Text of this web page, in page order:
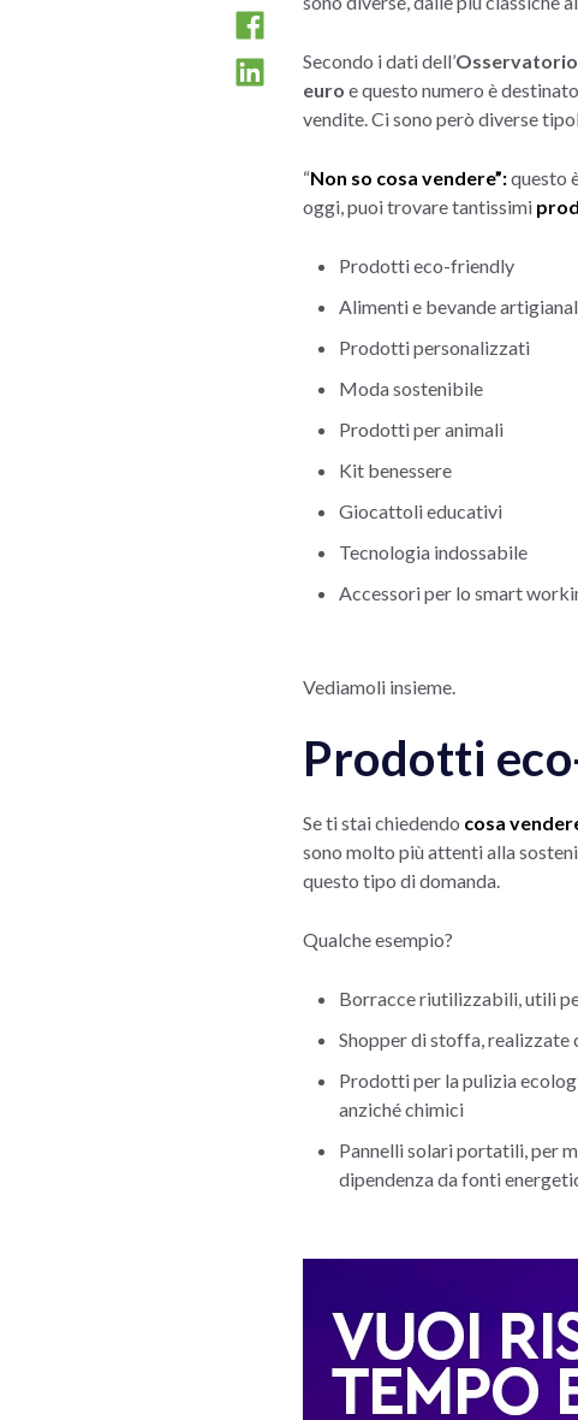
Secondo i dati dell’Osservatorio
euro e questo numero è
vendite. Ci sono però diverse
“Non so cosa vendere”:questo
oggi, puoi trovare tantissimi
Prodotti eco-friendly
Alimenti e bevande
Prodotti personalizzati
Moda sostenibile
Prodotti per animali
Kit benessere
Giocattoli educativi
Tecnologia indossabile
Accessori per lo smart
Vediamoli insieme.
Prodotti
Se ti stai chiedendo cosa
sono molto più attenti alla
questo tipo di domanda.
Qualche esempio?
Borracce riutilizzabili, utili
Shopper di stoffa,
Prodotti per la pulizia
anziché chimici
Pannelli solari portatili, per
dipendenza da fonti